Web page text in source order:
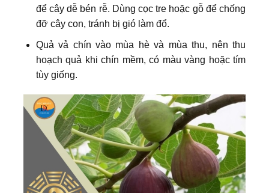
để cây dễ bén rễ. Dùng cọc tre hoặc gỗ để chống
đỡ cây con, tránh bị gió làm đổ.
Quả vả chín vào mùa hè và mùa thu, nên thu
hoạch quả khi chín mềm, có màu vàng hoặc tím
tùy giống.